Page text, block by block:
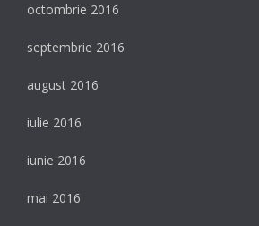
octombrie 2016
septembrie 2016
august 2016
iulie 2016
iunie 2016
mai 2016